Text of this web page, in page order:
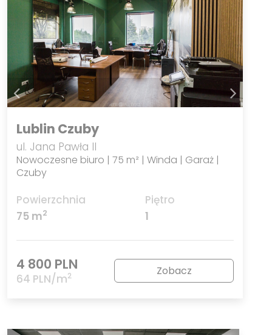
Lublin Czuby
ul. Jana Pawła II
Nowoczesne biuro | 75 m² | Winda | Garaż |
Czuby
Powierzchnia
75 m2
Piętro
1
4 800 PLN
64 PLN/m2 Zobacz